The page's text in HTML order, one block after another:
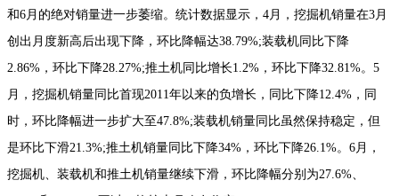
和6月的绝对销量进一步萎缩。统计数据显示，4月，挖掘机销量在3月
创出月度新高后出现下降，环比降幅达38.79%;装载机同比下降
2.86%，环比下降28.27%;推土机同比增长1.2%，环比下降32.81%。5
月，挖掘机销量同比首现2011年以来的负增长，同比下降12.4%，同
时，环比降幅进一步扩大至47.8%;装载机销量同比虽然保持稳定，但
是环比下滑21.3%;推土机销量同比下降34%，环比下降26.1%。6月，
挖掘机、装载机和推土机销量继续下滑，环比降幅分别为27.6%、